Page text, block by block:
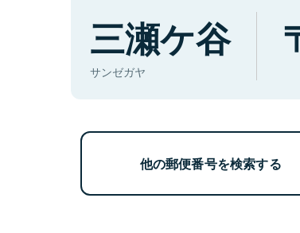
三瀬ケ谷
サンゼガヤ
他の郵便番号を検索する